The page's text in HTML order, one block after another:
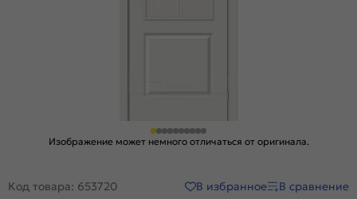
Изображение может немного отличаться от оригинала.
Код товара: 653720 В избранное
В сравнение